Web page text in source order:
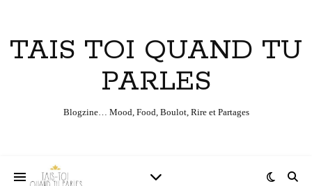
TAIS TOI QUAND TU
PARLES
Blogzine… Mood, Food, Boulot, Rire et Partages